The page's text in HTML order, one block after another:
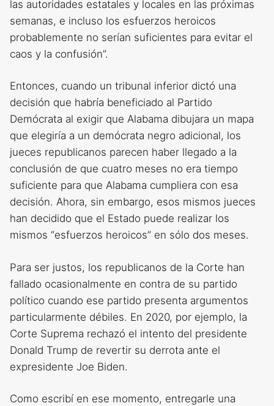
las autoridades estatales y locales en las próximas
semanas, e incluso los esfuerzos heroicos
probablemente no serían suficientes para evitar el
caos y la confusión”.
Entonces, cuando un tribunal inferior dictó una
decisión que habría beneficiado al Partido
Demócrata al exigir que Alabama dibujara un mapa
que elegiría a un demócrata negro adicional, los
jueces republicanos parecen haber llegado a la
conclusión de que cuatro meses no era tiempo
suficiente para que Alabama cumpliera con esa
decisión. Ahora, sin embargo, esos mismos jueces
han decidido que el Estado puede realizar los
mismos “esfuerzos heroicos” en sólo dos meses.
Para ser justos, los republicanos de la Corte han
fallado ocasionalmente en contra de su partido
político cuando ese partido presenta argumentos
particularmente débiles. En 2020, por ejemplo, la
Corte Suprema rechazó el intento del presidente
Donald Trump de revertir su derrota ante el
expresidente Joe Biden.
Como escribí en ese momento, entregarle una